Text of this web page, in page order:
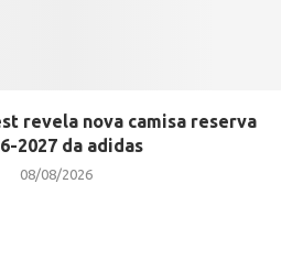
revela nova camisa reserva
2027 da adidas
08/08/2026